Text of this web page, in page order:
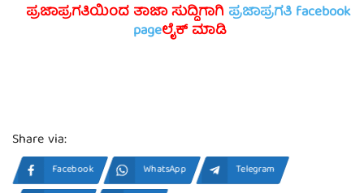
ಪ್ರಜಾಪ್ರಗತಿಯಿಂದ ತಾಜಾ ಸುದ್ದಿಗಾಗಿ ಪ್ರಜಾಪ್ರಗತಿ facebook
pageಲೈಕ್ ಮಾಡಿ
Share via:
Facebook WhatsApp
Telegram